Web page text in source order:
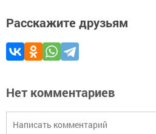
Расскажите друзьям
Нет комментариев